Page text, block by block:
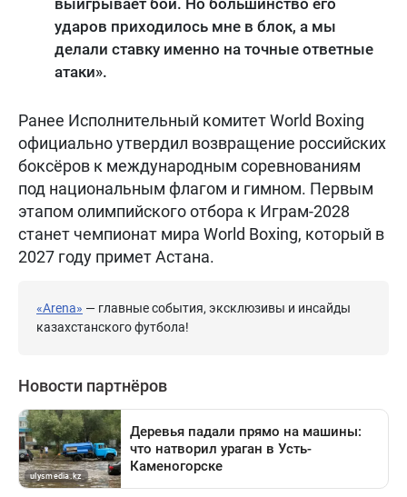
выигрывает бой. Но большинство его
ударов приходилось мне в блок, а мы
делали ставку именно на точные ответные
атаки».
Ранее Исполнительный комитет World Boxing
официально утвердил возвращение российских
боксёров к международным соревнованиям
под национальным флагом и гимном. Первым
этапом олимпийского отбора к Играм-2028
станет чемпионат мира World Boxing, который в
2027 году примет Астана.
«Arena» — главные события, эксклюзивы и инсайды
казахстанского футбола!